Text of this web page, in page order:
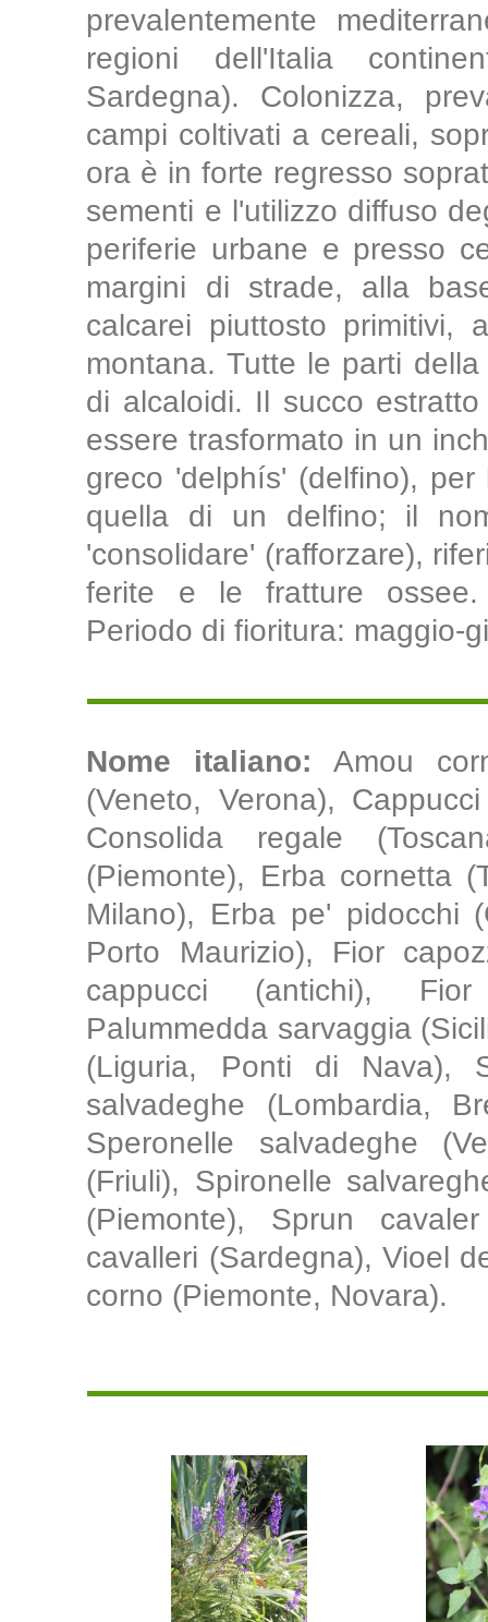
prevalentemente
regioni dell'Italia
Sardegna). Colonizza,
campi coltivati a cereali,
ora è in forte regresso
sementi e l'utilizzo diffuso
periferie urbane e presso
margini di strade, alla
calcarei piuttosto primitivi,
montana. Tutte le parti
di alcaloidi. Il succo
essere trasformato in un
greco 'delphís' (delfino),
quella di un delfino; il
'consolidare' (rafforzare),
ferite e le fratture ossee.
Periodo di fioritura: maggio-
Nome italiano:Amou
(Veneto, Verona),
Consolida regale
(Piemonte), Erba cornetta
Milano), Erba pe' pidocchi
Porto Maurizio), Fior
cappucci (antichi),
Palummedda sarvaggia
(Liguria, Ponti di Nava),
salvadeghe (Lombardia,
Speronelle salvadeghe
(Friuli), Spironelle
(Piemonte), Sprun
cavalleri (Sardegna), Vioel
corno (Piemonte, Novara).